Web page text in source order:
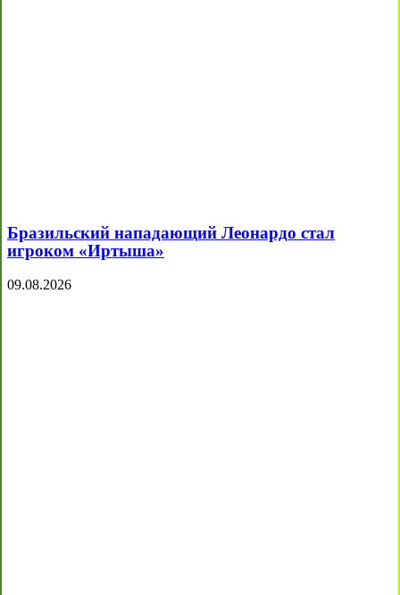
Бразильский нападающий Леонардо стал
игроком «Иртыша»
09.08.2026